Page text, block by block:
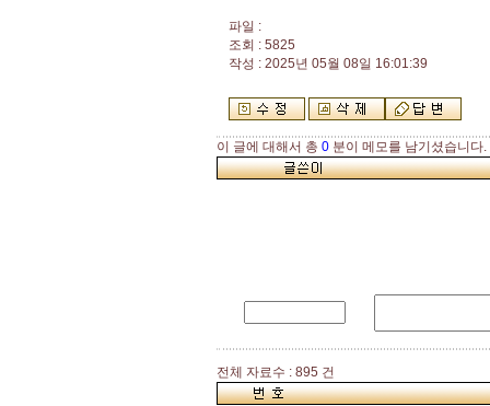
파일 :
조회 : 5825
작성 : 2025년 05월 08일 16:01:39
이 글에 대해서 총 0 분이 메모를 남기셨습니다.
전체 자료수 : 895 건